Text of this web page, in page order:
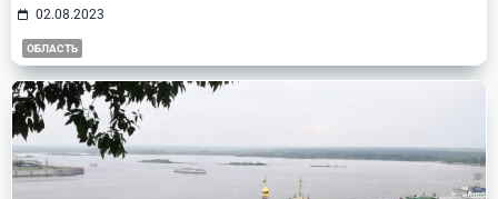
02.08.2023
ОБЛАСТЬ